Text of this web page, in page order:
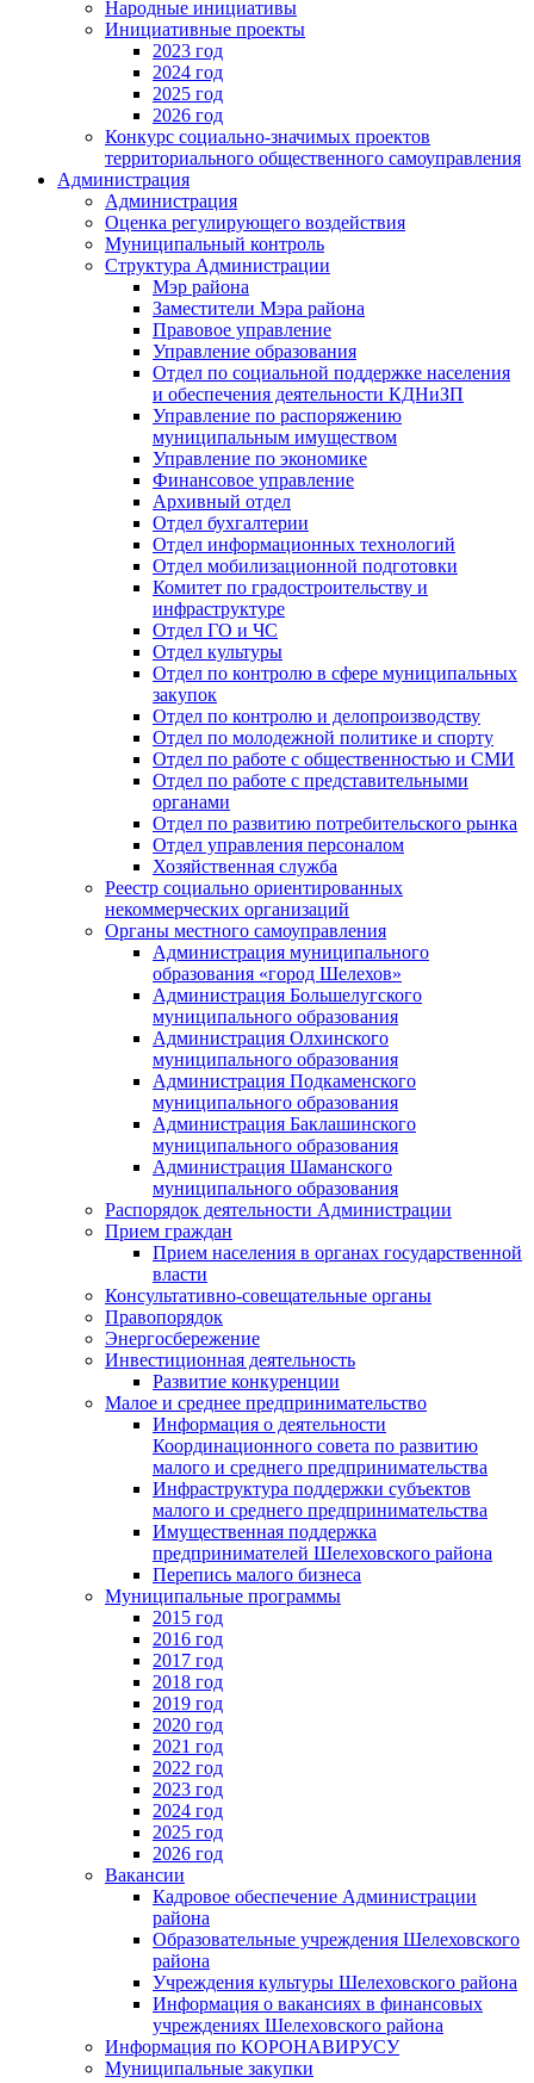
Народные инициативы
Инициативные проекты
2023 год
2024 год
2025 год
2026 год
Конкурс социально-значимых проектов
территориального общественного самоуправления
Администрация
Администрация
Оценка регулирующего воздействия
Муниципальный контроль
Структура Администрации
Мэр района
Заместители Мэра района
Правовое управление
Управление образования
Отдел по социальной поддержке населения
и обеспечения деятельности КДНиЗП
Управление по распоряжению
муниципальным имуществом
Управление по экономике
Финансовое управление
Архивный отдел
Отдел бухгалтерии
Отдел информационных технологий
Отдел мобилизационной подготовки
Комитет по градостроительству и
инфраструктуре
Отдел ГО и ЧС
Отдел культуры
Отдел по контролю в сфере муниципальных
закупок
Отдел по контролю и делопроизводству
Отдел по молодежной политике и спорту
Отдел по работе с общественностью и СМИ
Отдел по работе с представительными
органами
Отдел по развитию потребительского рынка
Отдел управления персоналом
Хозяйственная служба
Реестр социально ориентированных
некоммерческих организаций
Органы местного самоуправления
Администрация муниципального
образования «город Шелехов»
Администрация Большелугского
муниципального образования
Администрация Олхинского
муниципального образования
Администрация Подкаменского
муниципального образования
Администрация Баклашинского
муниципального образования
Администрация Шаманского
муниципального образования
Распорядок деятельности Администрации
Прием граждан
Прием населения в органах государственной
власти
Консультативно-совещательные органы
Правопорядок
Энергосбережение
Инвестиционная деятельность
Развитие конкуренции
Малое и среднее предпринимательство
Информация о деятельности
Координационного совета по развитию
малого и среднего предпринимательства
Инфраструктура поддержки субъектов
малого и среднего предпринимательства
Имущественная поддержка
предпринимателей Шелеховского района
Перепись малого бизнеса
Муниципальные программы
2015 год
2016 год
2017 год
2018 год
2019 год
2020 год
2021 год
2022 год
2023 год
2024 год
2025 год
2026 год
Вакансии
Кадровое обеспечение Администрации
района
Образовательные учреждения Шелеховского
района
Учреждения культуры Шелеховского района
Информация о вакансиях в финансовых
учреждениях Шелеховского района
Информация по КОРОНАВИРУСУ
Муниципальные закупки